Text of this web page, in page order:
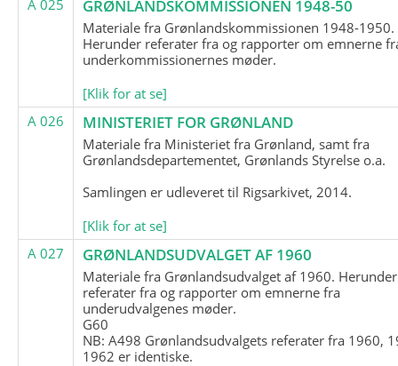
A 025
GRØNLANDSKOMMISSIONEN 1948-50
Materiale fra Grønlandskommissionen 1948-1950.
Herunder referater fra og rapporter om emnerne
underkommissionernes møder.
[Klik for at se]
A 026
MINISTERIET FOR GRØNLAND
Materiale fra Ministeriet fra Grønland, samt fra
Grønlandsdepartementet, Grønlands Styrelse o.a.
Samlingen er udleveret til Rigsarkivet, 2014.
[Klik for at se]
A 027
GRØNLANDSUDVALGET AF 1960
Materiale fra Grønlandsudvalget af 1960. Herunder
referater fra og rapporter om emnerne fra
underudvalgenes møder.
G60
NB: A498 Grønlandsudvalgets referater fra 1960,
1962 er identiske.